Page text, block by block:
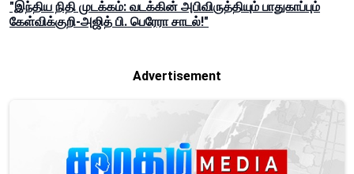
"இந்திய நிதி முடக்கம்: வடக்கின் அபிவிருத்தியும் பாதுகாப்பும்
கேள்விக்குறி-அஜித் பி. பெரேரா சாடல்!"
Advertisement